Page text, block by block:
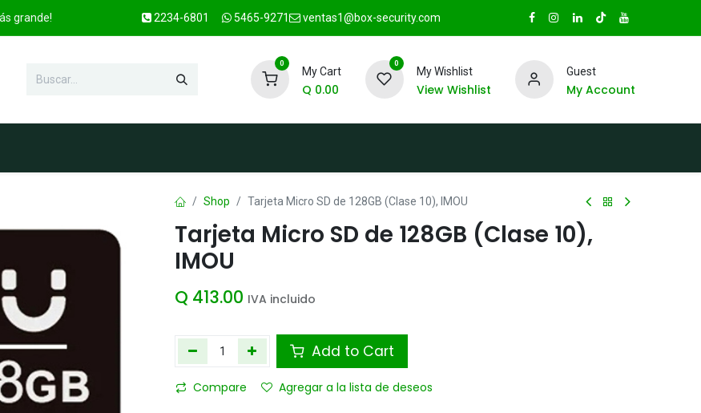
grande! 2234-6801 5465-9271 ventas1@box-security.com
0
My Cart
Q 0.00
0
My Wishlist
View Wishlist
Guest
My Account
Shop Tarjeta Micro SD de 128GB (Clase 10), IMOU
Tarjeta Micro SD de 128GB (Clase 10),
IMOU
Q 413.00 IVA incluido
Add to Cart
Compare Agregar a la lista de deseos